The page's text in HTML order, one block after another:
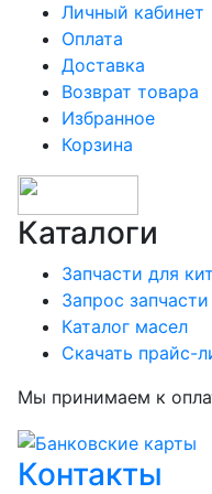
Личный кабинет
Оплата
Доставка
Возврат товара
Избранное
Корзина
Каталоги
Запчасти для
Запрос
Каталог масел
Скачать прайс-
Мы принимаем к
Контакты